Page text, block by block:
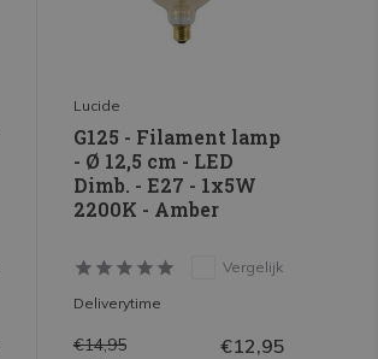
Lucide
G125 - Filament lamp
- Ø 12,5 cm - LED
Dimb. - E27 - 1x5W
2200K - Amber
Vergelijk
Deliverytime
€14,95 €12,95